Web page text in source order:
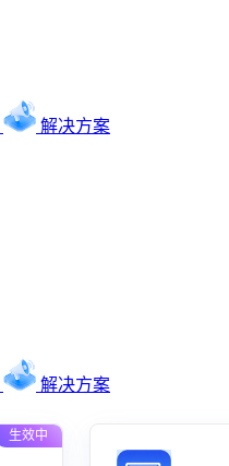
解决方案
解决方案
生效中